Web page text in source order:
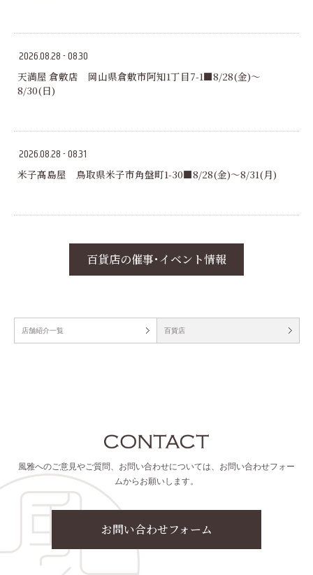
2026.08.28 - 08.30
天満屋 倉敷店 岡山県倉敷市阿知1丁目7-1■8/28(金)～
8/30(日)
2026.08.28 - 08.31
米子髙島屋 鳥取県米子市角盤町1-30■8/28(金)～8/31(月)
百貨店の催事･イベント情報
店舗紹介一覧 百貨店
風雅へのご意見やご質問、お問い合わせについては、お問い合わせフォー
ムからお願いします。
お問い合わせフォーム